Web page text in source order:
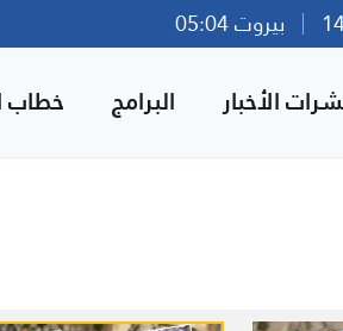
بيروت 05:04
الأخبار البرامج خطاب